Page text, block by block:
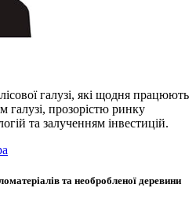
галузі, які щодня працюють
галузі, прозорістю ринку
та залученням інвестицій.
та необробленої деревини